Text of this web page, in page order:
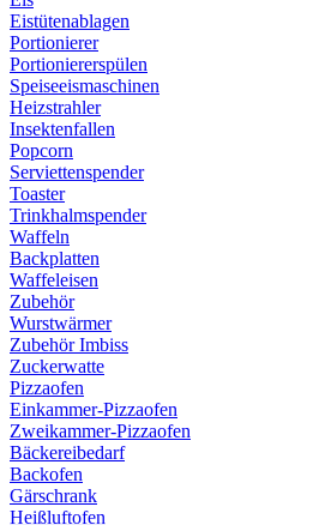
Eistütenablagen
Portionierer
Portioniererspülen
Speiseeismaschinen
Heizstrahler
Insektenfallen
Popcorn
Serviettenspender
Toaster
Trinkhalmspender
Waffeln
Backplatten
Waffeleisen
Zubehör
Wurstwärmer
Zubehör Imbiss
Zuckerwatte
Pizzaofen
Einkammer-Pizzaofen
Zweikammer-Pizzaofen
Bäckereibedarf
Backofen
Gärschrank
Heißluftofen